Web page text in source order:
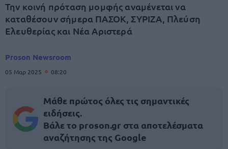
Την κοινή πρόταση μομφής αναμένεται να
καταθέσουν σήμερα ΠΑΣΟΚ, ΣΥΡΙΖΑ, Πλεύση
Ελευθερίας και Νέα Αριστερά
Proson Newsroom
05 Μαρ 2025 08:20
Μάθε πρώτος όλες τις σημαντικές
ειδήσεις.
Βάλε το proson.gr στα αποτελέσματα
αναζήτησης της Google